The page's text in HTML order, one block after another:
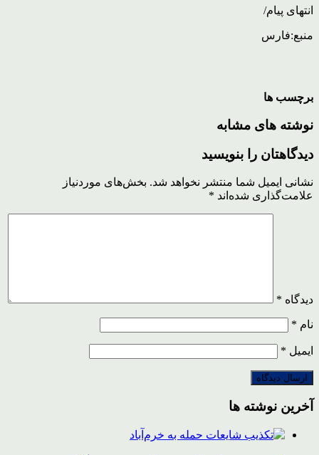
انتهای پیام/
منبع:فارس
برچسب ها
نوشته های مشابه
دیدگاهتان را بنویسید
نشانی ایمیل شما منتشر نخواهد شد. بخش‌های موردنیاز
علامت‌گذاری شده‌اند *
دیدگاه *
نام *
ایمیل *
آخرین نوشته ها